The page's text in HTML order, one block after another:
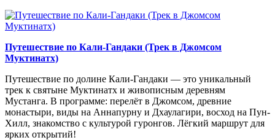
Путешествие по Кали-Гандаки (Трек в Джомсом
Муктинатх)
Путешествие по долине Кали-Гандаки — это уникальный
трек к святыне Муктинатх и живописным деревням
Мустанга. В программе: перелёт в Джомсом, древние
монастыри, виды на Аннапурну и Дхаулагири, восход на Пун-
Хилл, знакомство с культурой гуронгов. Лёгкий маршрут для
ярких открытий!